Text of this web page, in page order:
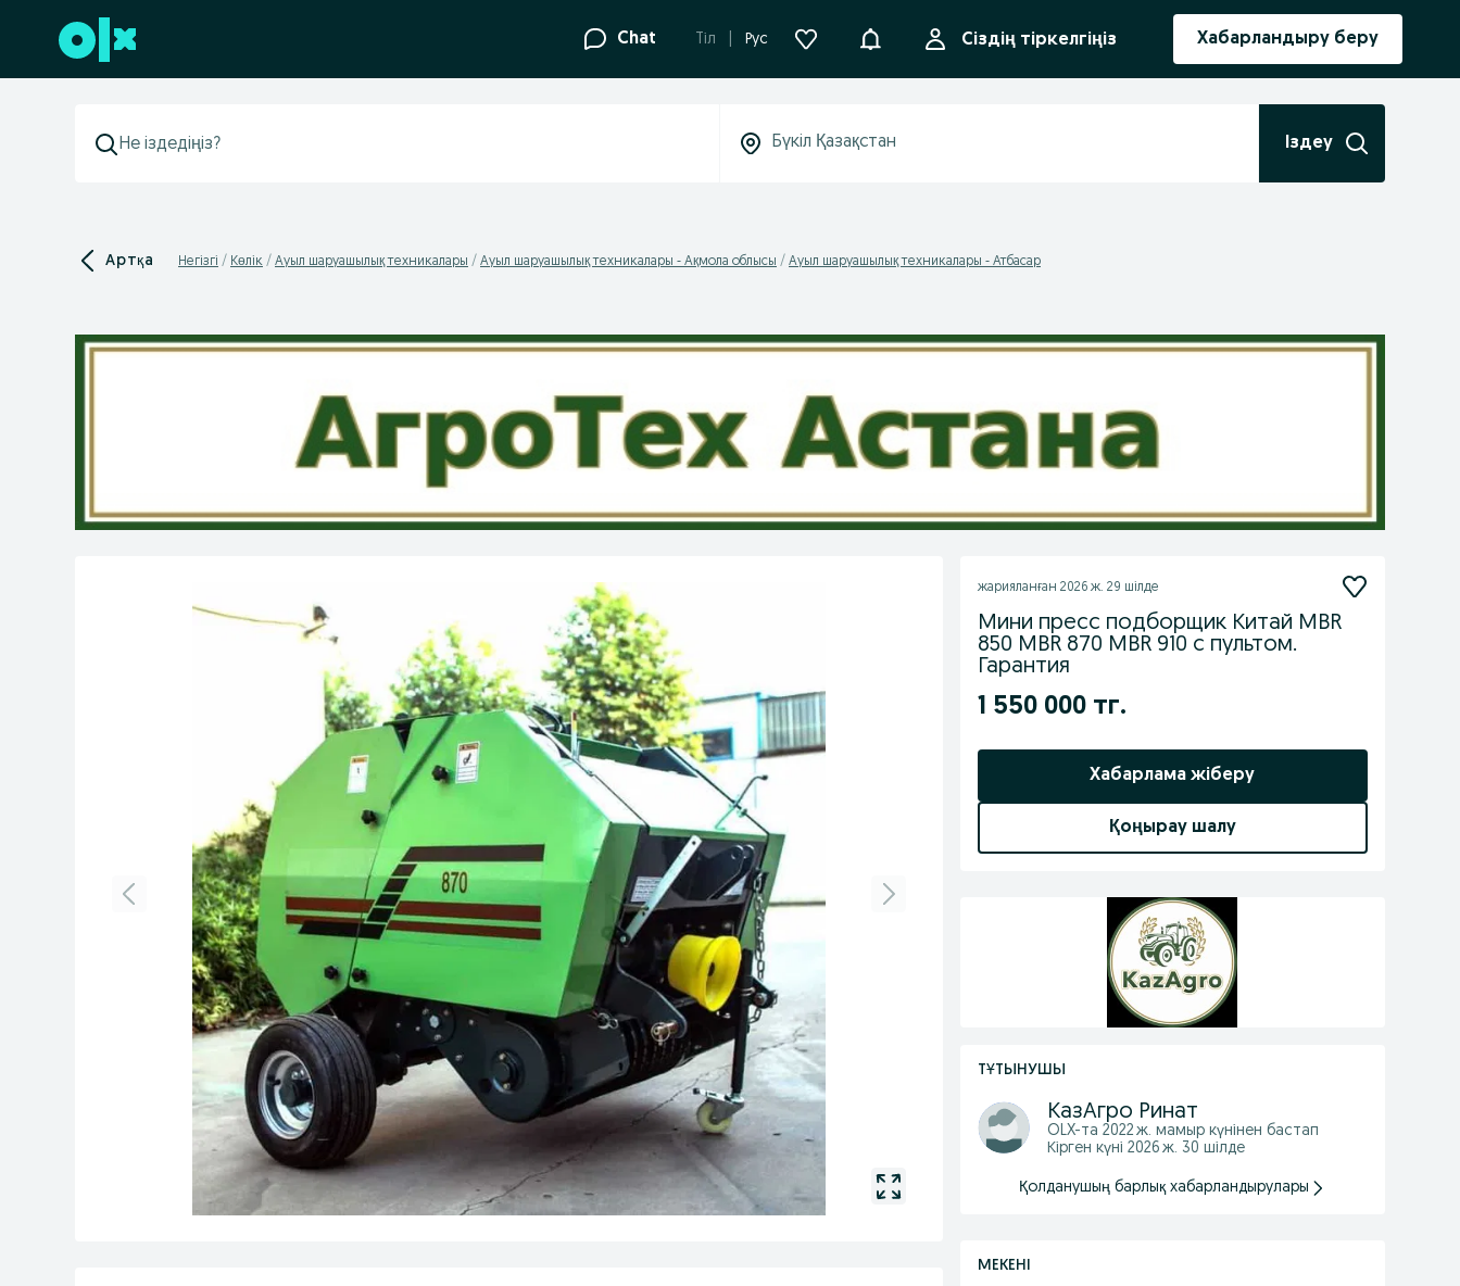
Төменгі деректемеге өту Chat Tіл Рус АқпараттандыруСіздің тіркелгіңіз Хабарландыру беру
Іздеу
Артқа Негізгі Көлік Ауыл шаруашылық техникалары Ауыл шаруашылық техникалары - Ақмола облысы Ауыл шаруашылық техникалары - Атбасар
жарияланған 2026 ж. 29 шілде
Мини пресс подборщик Китай MBR
850 MBR 870 MBR 910 с пультом.
Гарантия
1 550 000 тг.
Хабарлама жіберу
Қоңырау шалу
ТҰТЫНУШЫ
КазАгро Ринат
OLX-та 2022 ж. мамыркүнінен бастап
Кірген күні 2026 ж. 30 шілде
Қолданушың барлық хабарландырулары
МЕКЕНІ